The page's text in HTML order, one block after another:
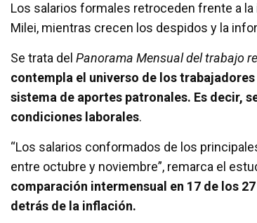
ce
b
o
o
k
tt
er
at
s
A
p
p
ail m
p
ar
tir
Los salarios formales retroceden frente a
Milei, mientras crecen los despidos y la
Se trata del Panorama Mensual del trabajo
contempla el universo de los
sistema de aportes patronales. Es decir,
condiciones laborales.
“Los salarios conformados de los
entre octubre y noviembre”, remarca el
comparación intermensual en 17 de los
detrás de la inflación.